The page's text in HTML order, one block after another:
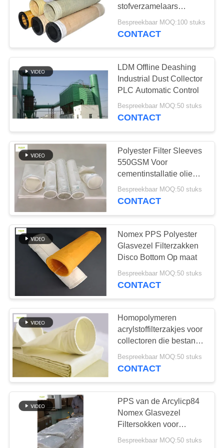
filterzak van
glasvezel
PTFE-filterzak
45
Filterzakken voor
het zakhuis
53
Vilten filterzakken
44
stofverzamelaars
gemaakt van 100%
meta-aramide
stoffiltratieprestaties
Bespreekbaar MOQ:100 stuks
CONTACT
LDM Offline Deashing
Industrial Dust Collector
PLC Automatic Control
Bespreekbaar MOQ:50 stuks
CONTACT
Polyester Filter Sleeves
550GSM Voor
cementinstallatie olie
waterwerend
Bespreekbaar MOQ:50 stuks
CONTACT
Nomex PPS Polyester
Glasvezel Filterzakken
Disco Bottom Op maat
Bespreekbaar MOQ:50 stuks
CONTACT
Homopolymeren
acrylstoffilterzakjes voor
collectoren die bestand
zijn tegen hoge
temperaturen
Bespreekbaar MOQ:50 stuks
CONTACT
PPS van de Arcylicp84
Nomex Glasvezel
Filtersokken voor
Industriële Stofcollector
Bespreekbaar MOQ:50 stuks